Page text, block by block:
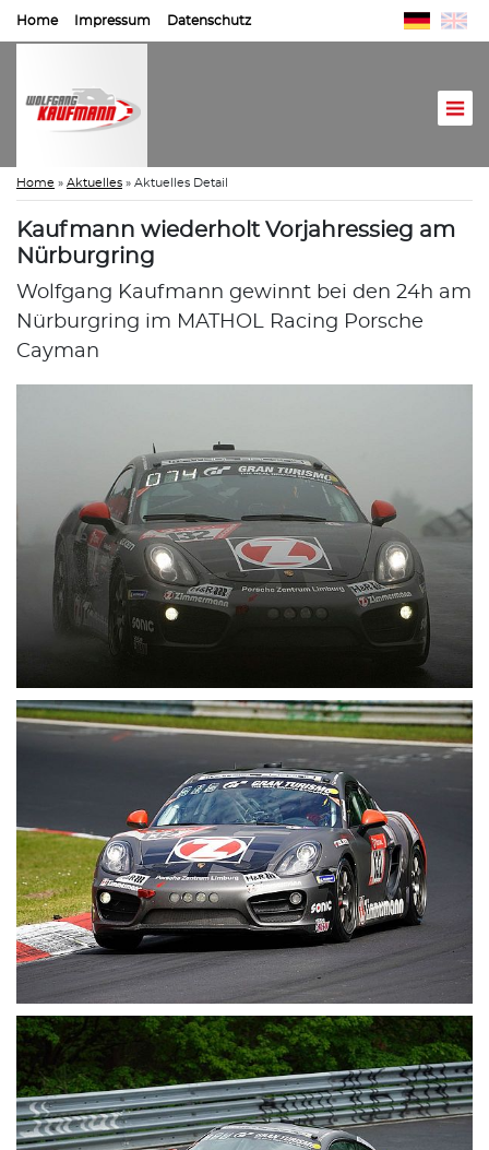
Home Impressum Datenschutz
Home » Aktuelles » Aktuelles Detail
Kaufmann wiederholt Vorjahressieg am
Nürburgring
Wolfgang Kaufmann gewinnt bei den 24h am
Nürburgring im MATHOL Racing Porsche
Cayman